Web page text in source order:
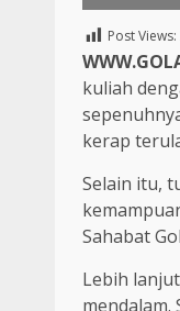
Post Views:
kuliah
kerap
Selain itu,
Sahabat
Lebih